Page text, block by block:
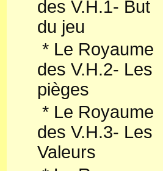
des V.H.1- But
du jeu
* Le Royaume
des V.H.2- Les
pièges
* Le Royaume
des V.H.3- Les
Valeurs